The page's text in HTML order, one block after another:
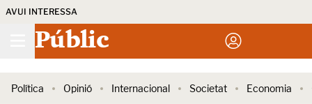
AVUI INTERESSA
Públic
Política Opinió Internacional Societat Economia